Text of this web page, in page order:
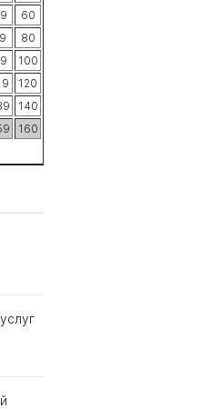
60
80
100
120
140
160